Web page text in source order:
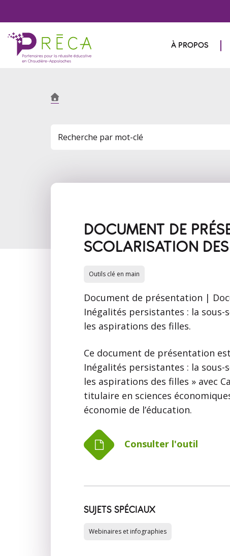
À PROPOS
DOCUMENT DE
SCOLARISATION
Outils clé en main
Document de présentation |
Inégalités persistantes : la
les aspirations des filles.
Ce document de présentation
Inégalités persistantes : la
les aspirations des filles » avec
titulaire en sciences
économie de l’éducation.
Consulter l'outil
SUJETS SPÉCIAUX
Webinaires et infographies